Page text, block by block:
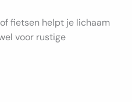
fietsen helpt je lichaam
voor rustige